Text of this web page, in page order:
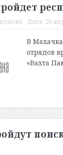
Дата: 20
В
отрядов
«Вахта